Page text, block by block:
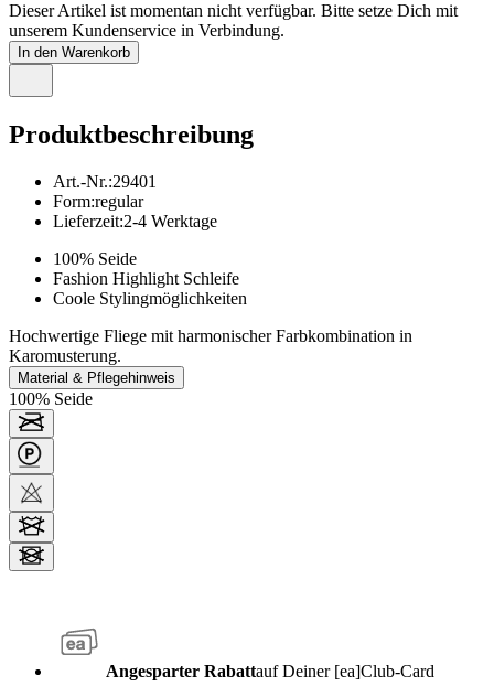
Dieser Artikel ist momentan nicht verfügbar. Bitte setze Dich mit
unserem Kundenservice in Verbindung.
In den Warenkorb
Produktbeschreibung
Art.-Nr.:29401
Form:regular
Lieferzeit:2-4 Werktage
100% Seide
Fashion Highlight Schleife
Coole Stylingmöglichkeiten
Hochwertige Fliege mit harmonischer Farbkombination in
Karomusterung.
Material & Pflegehinweis
100% Seide
Angesparter Rabattauf Deiner [ea]Club-Card